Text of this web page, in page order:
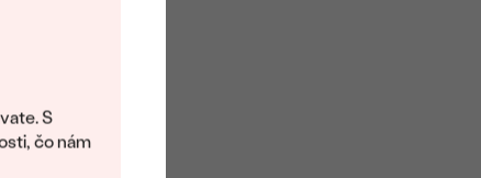
S
čo nám
Eppi.
vám
kód na